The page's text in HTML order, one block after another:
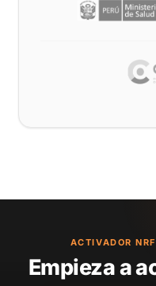
ACTIVADOR
Empieza a